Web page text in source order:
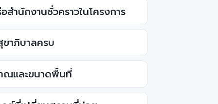
ำนักงานชั่วคราวในโครงการ
ขาภิบาลครบ
ณและขนาดพื้นที่